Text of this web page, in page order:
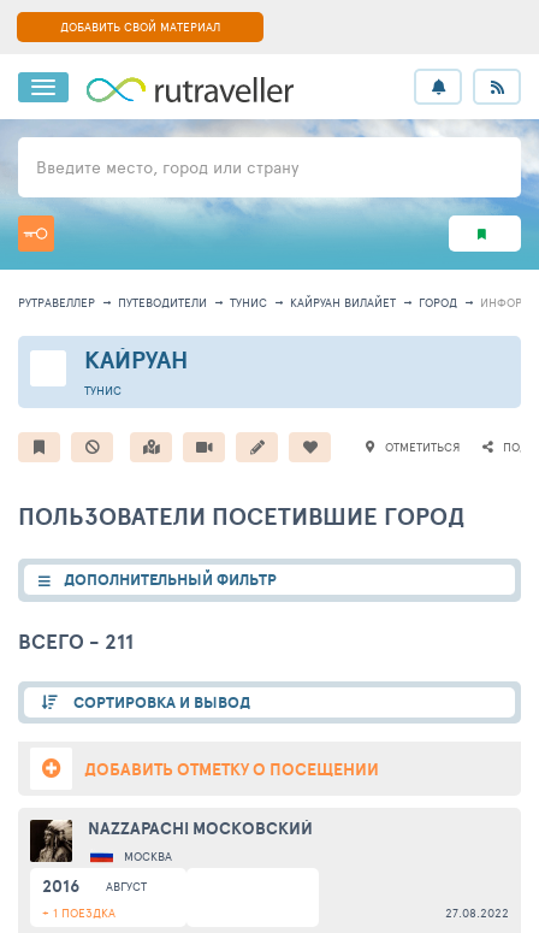
ДОБАВИТЬ СВОЙ МАТЕРИАЛ
Введите место, город или страну
РУТРАВЕЛЛЕР ПУТЕВОДИТЕЛИ ТУНИС КАЙРУАН ВИЛАЙЕТ ГОРОД
КАЙРУАН
ТУНИС
ОТМЕТИТЬСЯ
ПОЛЬЗОВАТЕЛИ ПОСЕТИВШИЕ ГОРОД
ДОПОЛНИТЕЛЬНЫЙ ФИЛЬТР
ВСЕГО - 211
СОРТИРОВКА И ВЫВОД
ДОБАВИТЬ ОТМЕТКУ О ПОСЕЩЕНИИ
NAZZAPACHI МОСКОВСКИЙ
МОСКВА
2016
АВГУСТ
+ 1 ПОЕЗДКА
27.08.2022